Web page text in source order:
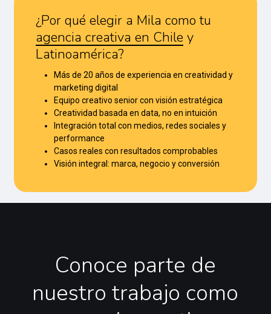
¿Por qué elegir a Mila como tu
agencia creativa en Chile y
Latinoamérica?
Más de 20 años de experiencia en creatividad y
marketing digital
Equipo creativo senior con visión estratégica
Creatividad basada en data, no en intuición
Integración total con medios, redes sociales y
performance
Casos reales con resultados comprobables
Visión integral: marca, negocio y conversión
Conoce parte de
nuestro trabajo como